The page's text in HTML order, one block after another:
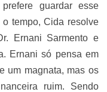
guardar esse
tempo, Cida resolve
Ernani Sarmento e
Ernani só pensa em
um magnata, mas os
ruim. Sendo